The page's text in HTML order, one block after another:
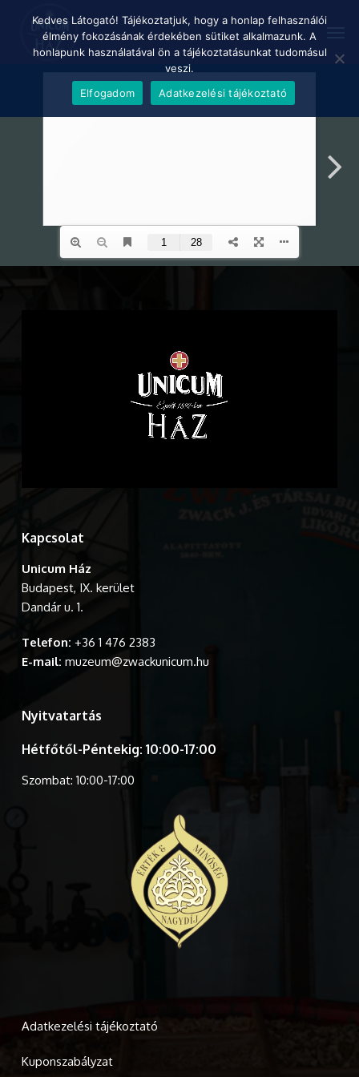
Kapcsolat
Unicum Ház
Budapest, IX. kerület
Dandár u. 1.
Telefon: +36 1 476 2383
E-mail: muzeum@zwackunicum.hu
Nyitvatartás
Hétfőtől-Péntekig: 10:00-17:00
Szombat: 10:00-17:00
Adatkezelési tájékoztató
Kuponszabályzat
Kedves Látogató! Tájékoztatjuk, hogy a honlap felhasználói
élmény fokozásának érdekében sütiket alkalmazunk. A
honlapunk használatával ön a tájékoztatásunkat tudomásul
veszi.
Elfogadom
Adatkezelési tájékoztató